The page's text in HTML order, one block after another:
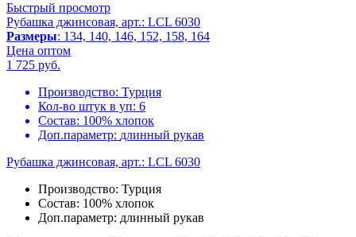
Быстрый просмотр
Рубашка джинсовая, арт.: LCL 6030
Размеры: 134, 140, 146, 152, 158, 164
Цена оптом
1 725 руб.
Производство: Турция
Кол-во штук в уп: 6
Состав: 100% хлопок
Доп.параметр: длинный рукав
Рубашка джинсовая, арт.: LCL 6030
Производство: Турция
Состав: 100% хлопок
Доп.параметр: длинный рукав